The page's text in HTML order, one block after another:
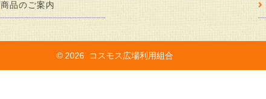
商品のご案内
© 2026 コスモス広場利用組合